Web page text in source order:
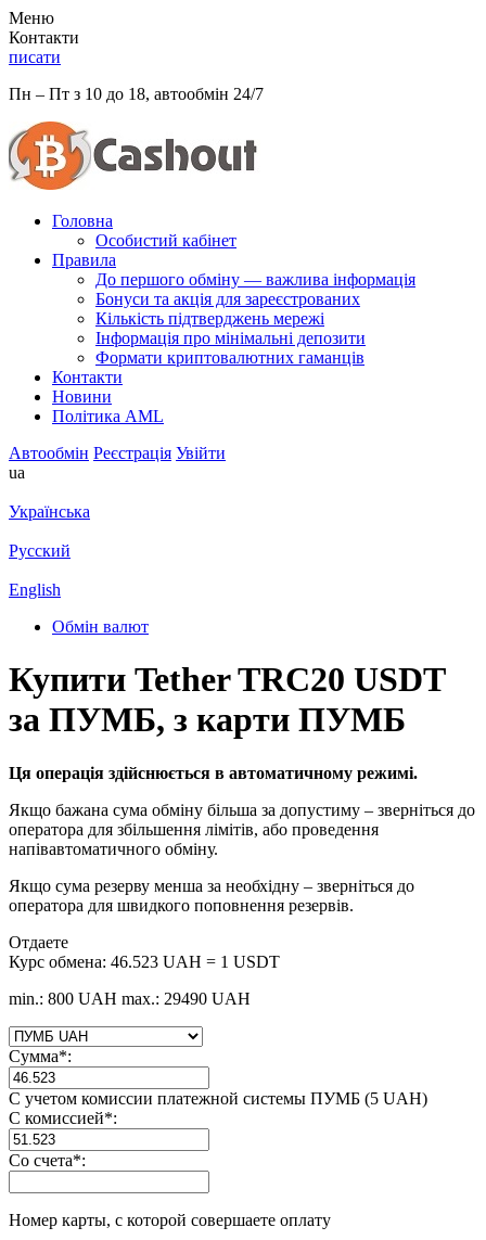
Меню
Контакти
писати
Пн – Пт з 10 до 18, автообмін 24/7
Головна
Особистий кабінет
Правила
До першого обміну — важлива інформація
Бонуси та акція для зареєстрованих
Кількість підтверджень мережі
Інформація про мінімальні депозити
Формати криптовалютних гаманців
Контакти
Новини
Політика AML
Автообмін Реєстрація Увійти
ua
Українська
Русский
English
Обмін валют
Купити Tether TRC20 USDT
за ПУМБ, з карти ПУМБ
Ця операція здійснюється в автоматичному режимі.
Якщо бажана сума обміну більша за допустиму – зверніться до
оператора для збільшення лімітів, або проведення
напівавтоматичного обміну.
Якщо сума резерву менша за необхідну – зверніться до
оператора для швидкого поповнення резервів.
Отдаете
Курс обмена: 46.523 UAH = 1 USDT
min.: 800 UAH max.: 29490 UAH
Сумма*:
С учетом комиссии платежной системы ПУМБ (5 UAH)
С комиссией*:
Со счета*:
Номер карты, с которой совершаете оплату